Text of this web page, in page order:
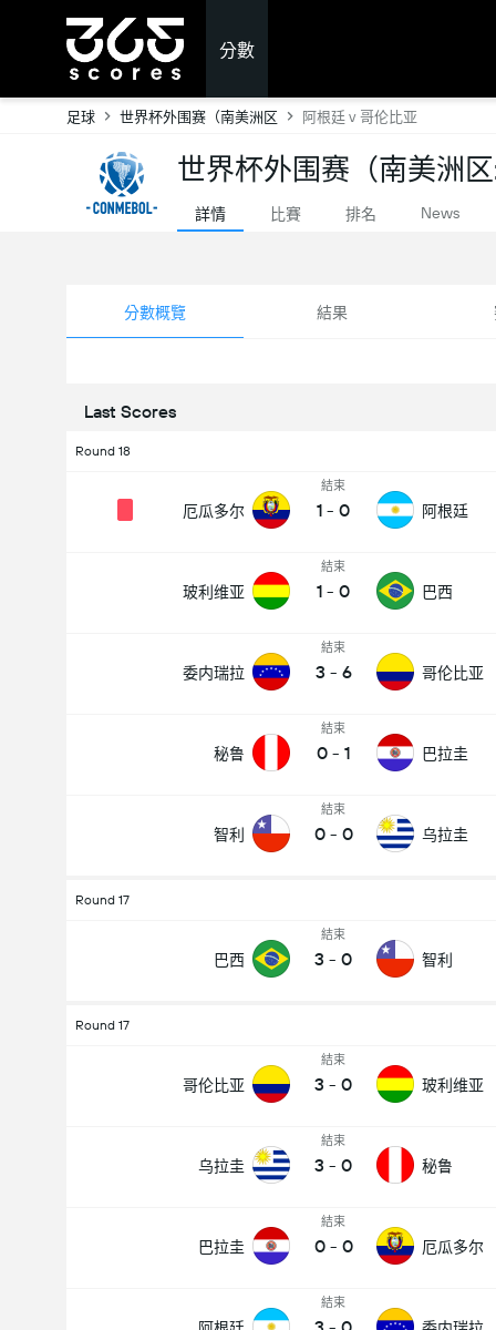
分數
足球 世界杯外围赛（南美洲区 阿根廷 v 哥伦比亚
世界杯外围赛（南美洲
詳情 比賽 排名 News
分數概覽 結果
Last Scores
Round 18
厄瓜多尔
結束
1 - 0 阿根廷
玻利维亚
結束
1 - 0 巴西
委内瑞拉
結束
3 - 6 哥伦比亚
秘鲁
結束
0 - 1 巴拉圭
智利
結束
0 - 0 乌拉圭
Round 17
巴西
結束
3 - 0 智利
Round 17
哥伦比亚
結束
3 - 0 玻利维亚
乌拉圭
結束
3 - 0 秘鲁
巴拉圭
結束
0 - 0 厄瓜多尔
結束